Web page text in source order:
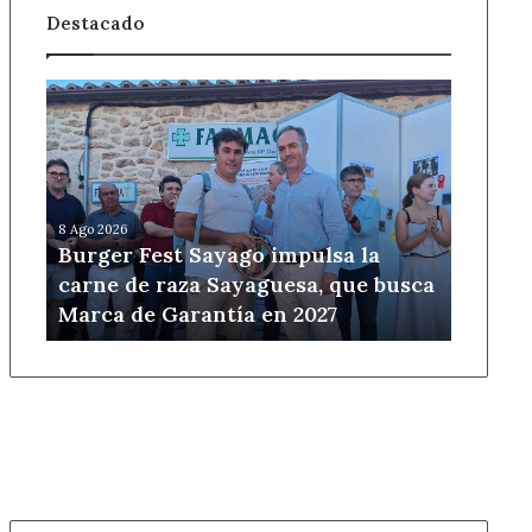
Destacado
Burger
Fest
Sayago
impulsa
la
carne
de
raza
Sayaguesa,
que
busca
8 Ago 2026
Burger Fest Sayago impulsa la
carne de raza Sayaguesa, que busca
Marca de Garantía en 2027